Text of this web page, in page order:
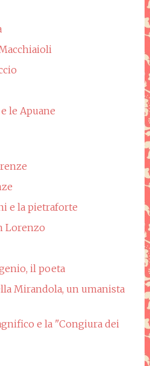
le Apuane
e la pietraforte
Lorenzo
il poeta
Mirandola, un umanista
e la "Congiura dei